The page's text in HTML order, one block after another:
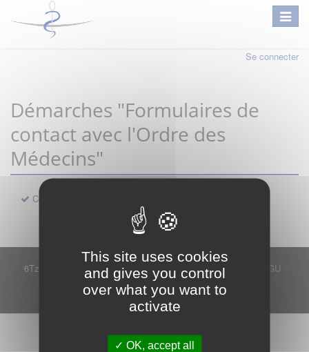
This site uses cookies
and gives you control
over what you want to
activate
OK, accept all
Se connecter
Démarches "Formulaires de
contact avec l'Ordre des
Médecins"
Contact
6Tzen ©2015 - Tous droits réservés Mentions légales
CGU
Plan du site
FAQ
Contact
Ce service est proposé par6Tzen